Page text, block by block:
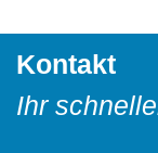
Kontakt
Ihr